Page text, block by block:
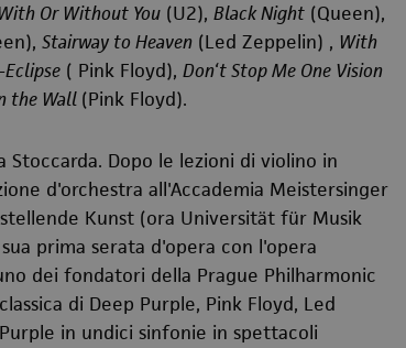
Or Without You(U2), Black Night(Queen),
Stairway to Heaven(Led Zeppelin) , With
Eclipse( Pink Floyd), Don‘t Stop Me One Vision
the Wall (Pink Floyd).
Stoccarda. Dopo le lezioni di violino in
d'orchestra all'Accademia Meistersinger
Kunst(ora Universität für Musik
prima serata d'opera con l'opera
dei fondatori della Prague Philharmonic
di Deep Purple, Pink Floyd, Led
in undici sinfonie in spettacoli